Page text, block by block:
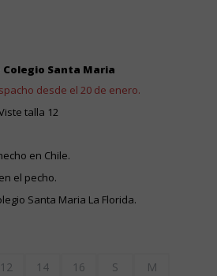
Santa Maria
desde el 20 de enero.
talla 12
en Chile.
el pecho.
Santa Maria La Florida.
12 14 16 S
M